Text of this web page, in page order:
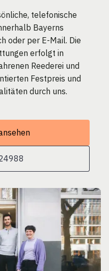
telefonische
Bayerns
oder per E-Mail. Die
erfolgt in
Reederei und
Festpreis und
durch uns.